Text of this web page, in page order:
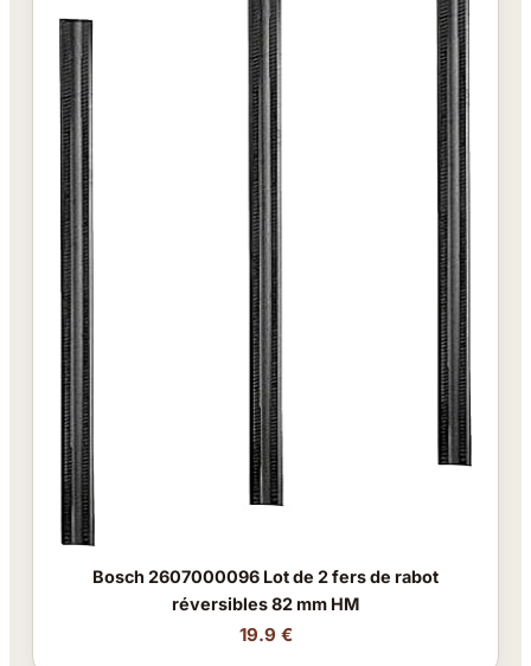
Bosch 2607000096 Lot de 2 fers de rabot
réversibles 82 mm HM
19.9 €